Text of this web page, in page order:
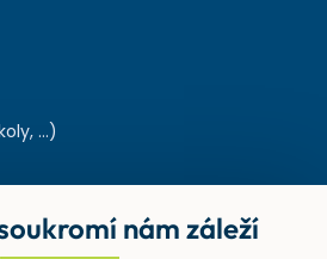
...)
v odpadechnám záleží